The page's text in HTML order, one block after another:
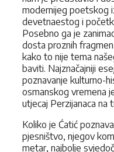
modernijeg poetskog
devetnaestog i
Posebno ga je
dosta proznih
kako to nije tema
baviti. Najznačajniji
poznavanje kulturno-
osmanskog vremena
utjecaj Perzijanaca na
Koliko je Ćatić
pjesništvo, njegov
metar, najbolje